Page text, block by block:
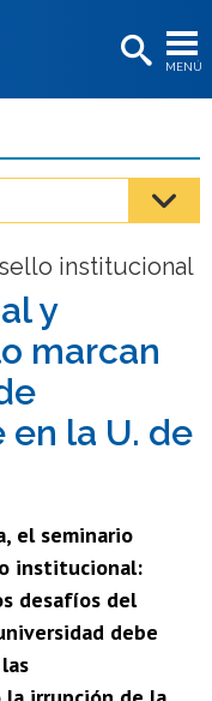
MENÚ
institucional
y
marcan
la U. de
el seminario
institucional:
desafíos del
debe